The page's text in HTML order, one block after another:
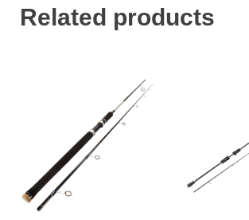
Related products